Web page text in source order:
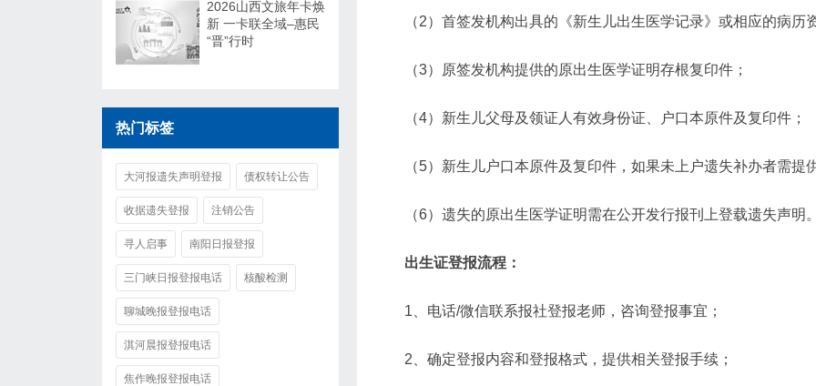
（2）首签发机构出具的《新生儿出生医学记录》或相应的病历
（3）原签发机构提供的原出生医学证明存根复印件；
（4）新生儿父母及领证人有效身份证、户口本原件及复印件；
（5）新生儿户口本原件及复印件，如果未上户遗失补办者需提
（6）遗失的原出生医学证明需在公开发行报刊上登载遗失声明
出生证登报流程：
1、电话/微信联系报社登报老师，咨询登报事宜；
2、确定登报内容和登报格式，提供相关登报手续；
2026山西文旅年卡焕
新 一卡联全域–惠民
“晋”行时
热门标签
大河报遗失声明登报 债权转让公告
收据遗失登报 注销公告
寻人启事 南阳日报登报
三门峡日报登报电话 核酸检测
聊城晚报登报电话
淇河晨报登报电话
焦作晚报登报电话